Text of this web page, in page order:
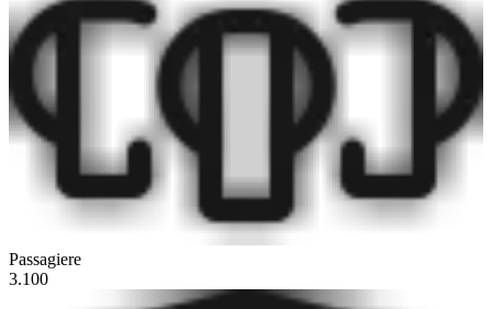
Passagiere
3.100